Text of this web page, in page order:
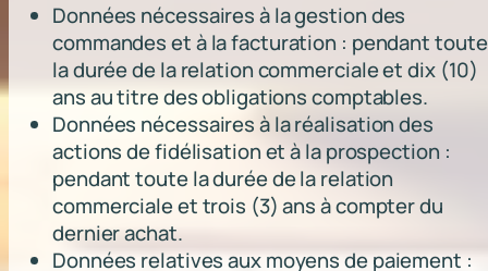
Données nécessaires à la gestion des
commandes et à la facturation : pendant toute
la durée de la relation commerciale et dix (10)
ans au titre des obligations comptables.
Données nécessaires à la réalisation des
actions de fidélisation et à la prospection :
pendant toute la durée de la relation
commerciale et trois (3) ans à compter du
dernier achat.
Données relatives aux moyens de paiement :